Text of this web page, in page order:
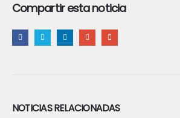
Compartir esta noticia
NOTICIAS RELACIONADAS